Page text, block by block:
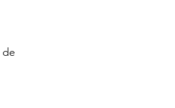
de